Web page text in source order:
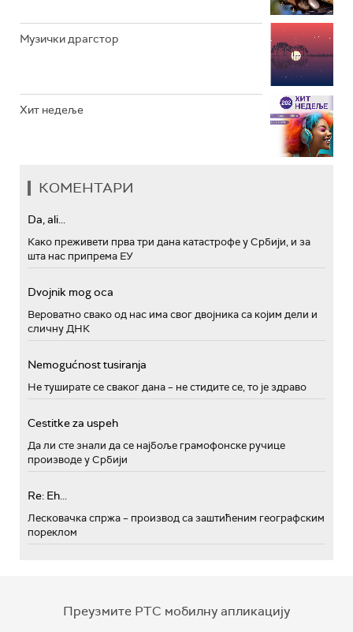
Музички драгстор
Хит недеље
КОМЕНТАРИ
Da, ali...
Како преживети прва три дана катастрофе у Србији, и за
шта нас припрема ЕУ
Dvojnik mog oca
Вероватно свако од нас има свог двојника са којим дели и
сличну ДНК
Nemogućnost tusiranja
Не туширате се сваког дана – не стидите се, то је здраво
Cestitke za uspeh
Да ли сте знали да се најбоље грамофонске ручице
производе у Србији
Re: Eh...
Лесковачка спржа – производ са заштићеним географским
пореклом
Преузмите РТС мобилну апликацију